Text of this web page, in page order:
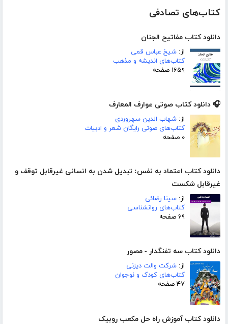
کتاب‌های تصادفی
دانلود کتاب مفاتیح الجنان
از: شیخ عباس قمی
کتاب‌های اندیشه و مذهب
۱۶۵۹ صفحه
🎧 دانلود کتاب صوتی عوارف المعارف
از: شهاب الدین سهروردی
کتاب‌های صوتی رایگان شعر و ادبیات
۰ صفحه
دانلود کتاب اعتماد به نفس: تبدیل شدن به انسانی غیرقابل توقف و
غیرقابل شکست
از: سینا رضائی
کتاب‌های روانشناسی
۶۹ صفحه
دانلود کتاب سه تفنگدار - مصور
از: شرکت والت دیزنی
کتاب‌های کودک و نوجوان
۴۷ صفحه
دانلود کتاب آموزش راه حل مکعب روبیک